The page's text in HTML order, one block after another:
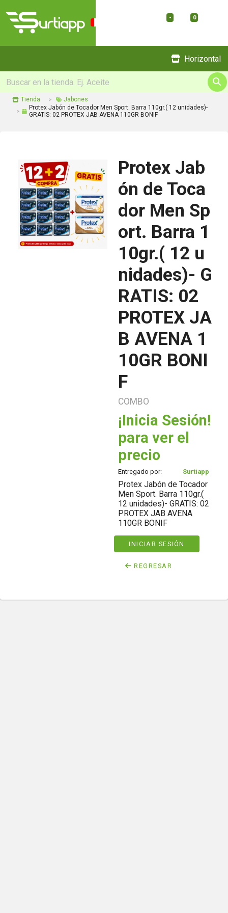
- 0
Horizontal
Tienda
Jabones
Protex Jabón de Tocador Men Sport. Barra 110gr.( 12 unidades)-
GRATIS: 02 PROTEX JAB AVENA 110GR BONIF
Protex Jab
ón de Toca
dor Men Sp
ort. Barra 1
10gr.( 12 u
nidades)- G
RATIS: 02
PROTEX JA
B AVENA 1
10GR BONI
F
COMBO
¡Inicia Sesión!
para ver el
precio
Entregado por: Surtiapp
Protex Jabón de Tocador
Men Sport. Barra 110gr.(
12 unidades)- GRATIS: 02
PROTEX JAB AVENA
110GR BONIF
INICIAR SESIÓN
REGRESAR